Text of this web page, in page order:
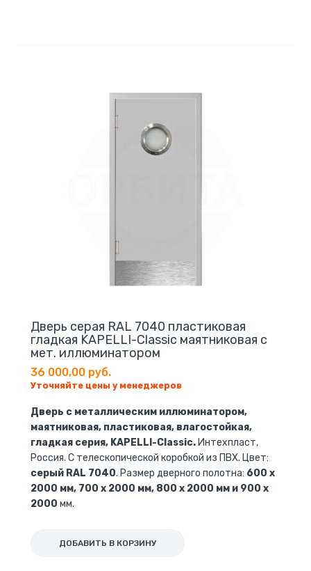
Дверь серая RAL 7040 пластиковая
гладкая KAPELLI-Classic маятниковая с
мет. иллюминатором
36 000,00 руб.
Уточняйте цены у менеджеров
Дверь с металлическим иллюминатором,
маятниковая, пластиковая, влагостойкая,
гладкая серия, KAPELLI-Classic. Интехпласт,
Россия. С телескопической коробкой из ПВХ. Цвет:
серый RAL 7040. Размер дверного полотна: 600 x
2000 мм, 700 x 2000 мм, 800 x 2000 мм и 900 x
2000 мм.
ДОБАВИТЬ В КОРЗИНУ